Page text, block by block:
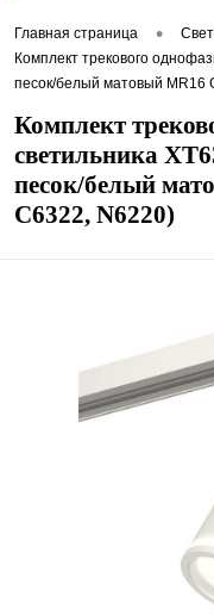
Главная страница •
Комплект трекового
песок/белый матовый MR16
Комплект
светильника
песок/белый
C6322, N6220)